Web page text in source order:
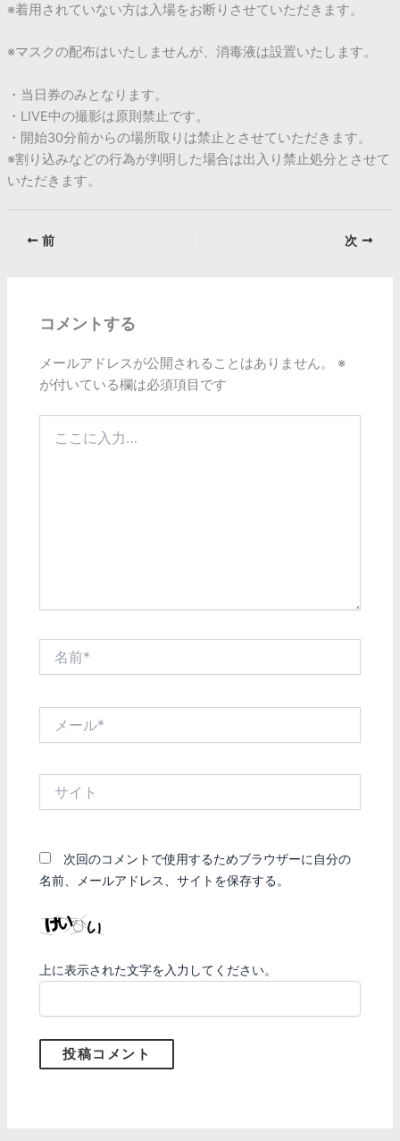
※着用されていない方は入場をお断りさせていただきます。
※マスクの配布はいたしませんが、消毒液は設置いたします。
・当日券のみとなります。
・LIVE中の撮影は原則禁止です。
・開始30分前からの場所取りは禁止とさせていただきます。
※割り込みなどの行為が判明した場合は出入り禁止処分とさせて
いただきます。
前 次
コメントする
メールアドレスが公開されることはありません。
※
が付いている欄は必須項目です
次回のコメントで使用するためブラウザーに自分の
名前、メールアドレス、サイトを保存する。
上に表示された文字を入力してください。